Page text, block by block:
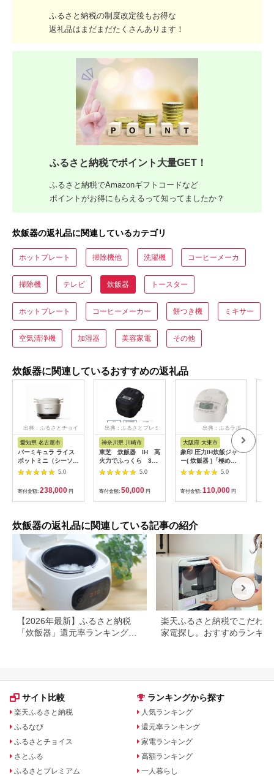
ふるさと納税の制度改定後もお得な
返礼品はまだまだたくさんあります！
ふるさと納税でポイント大量GET！
ふるさと納税でAmazonギフトコードなど
ポイントがお得にもらえるって知ってましたか？
炊飯器の返礼品に関連しているカテゴリ
ホットプレート 掃除機他 洗濯機 コーヒーメーカ
掃除機 テレビ 炊飯器 トースター
ホットプレート コーヒーメーカー 餅つき機 ミキサー
空気清浄機 加湿器 美容家電 その他
炊飯器に関連しているおすすめの返礼品
出典：ふるさとチョイ
ス
愛知県 名古屋市
バーミキュラ ライス
ポットミニ（シーソル
トホワイト）【スマー
トパッケージ】
5.0
寄付金額: 238,000 円
出典：ふるさとプレミ
アム
神奈川県 川崎市
東芝 炊飯器 IH 高
火力でふっくら 3
合 RC-5XW(K)
141305_KV49
5.0
寄付金額: 50,000 円
出典：ふるラボ
大阪府 大東市
象印 圧力IH炊飯ジャ
ー( 炊飯器 )「極め炊
き」NPRU05-WA(3合
炊き)ホワイト
5.0
寄付金額: 110,000 円
炊飯器の返礼品に関連している記事の紹介
【2026年最新】ふるさと納税
「炊飯器」還元率ランキング！
楽天ふるさと納税でこだわり
家電探し。おすすめランキン
サイト比較
楽天ふるさと納税
ふるなび
ふるさとチョイス
さとふる
ふるさとプレミアム
ランキングから探す
人気ランキング
還元率ランキング
家電ランキング
高額ランキング
一人暮らし